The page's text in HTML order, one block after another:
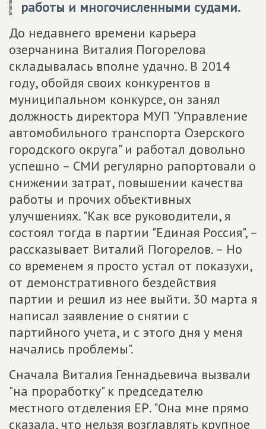
работы и многочисленными судами.
До недавнего времени карьера
озерчанина Виталия Погорелова
складывалась вполне удачно. В 2014
году, обойдя своих конкурентов в
муниципальном конкурсе, он занял
должность директора МУП "Управление
автомобильного транспорта Озерского
городского округа" и работал довольно
успешно – СМИ регулярно рапортовали о
снижении затрат, повышении качества
работы и прочих объективных
улучшениях. "Как все руководители, я
состоял тогда в партии "Единая Россия", –
рассказывает Виталий Погорелов. – Но
со временем я просто устал от показухи,
от демонстративного бездействия
партии и решил из нее выйти. 30 марта я
написал заявление о снятии с
партийного учета, и с этого дня у меня
начались проблемы".
Сначала Виталия Геннадьевича вызвали
"на проработку" к председателю
местного отделения ЕР. "Она мне прямо
сказала, что нельзя возглавлять крупное